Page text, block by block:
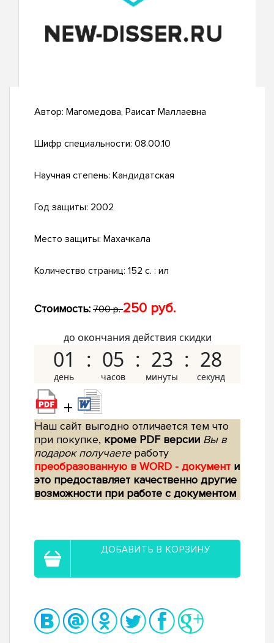
Автор: Магомедова, Раисат Маллаевна
Шифр специальности: 08.00.10
Научная степень: Кандидатская
Год защиты: 2002
Место защиты: Махачкала
Количество страниц: 152 с. : ил
Стоимость: 700 р.250 руб.
до окончания действия скидки
01 05 23 27
+
Наш сайт выгодно отличается тем что
при покупке, кроме PDF версии Вы в
подарок получаетеработу
преобразованную в WORD - документ и
это предоставляет качественно другие
возможности при работе с документом
ДОБАВИТЬ В КОРЗИНУ